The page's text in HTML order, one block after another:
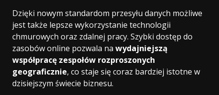
Dzięki nowym standardom przesyłu danych możliwe
jest także lepsze wykorzystanie technologii
chmurowych oraz zdalnej pracy. Szybki dostęp do
zasobów online pozwala na wydajniejszą
współpracę zespołów rozproszonych
geograficznie, co staje się coraz bardziej istotne w
dzisiejszym świecie biznesu.